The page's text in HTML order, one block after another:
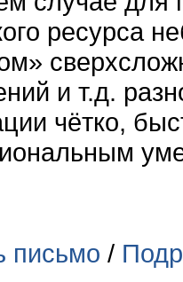
ресурса
и т.д.
чётко,
письмо /